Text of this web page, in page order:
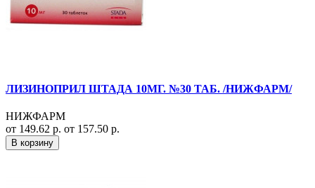
ЛИЗИНОПРИЛ ШТАДА 10МГ. №30 ТАБ. /НИЖФАРМ/
НИЖФАРМ
от 149.62 р. от 157.50 р.
В корзину